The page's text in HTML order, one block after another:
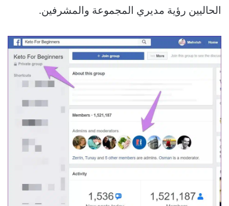
الحاليين رؤية مديري المجموعة والمشرفين.